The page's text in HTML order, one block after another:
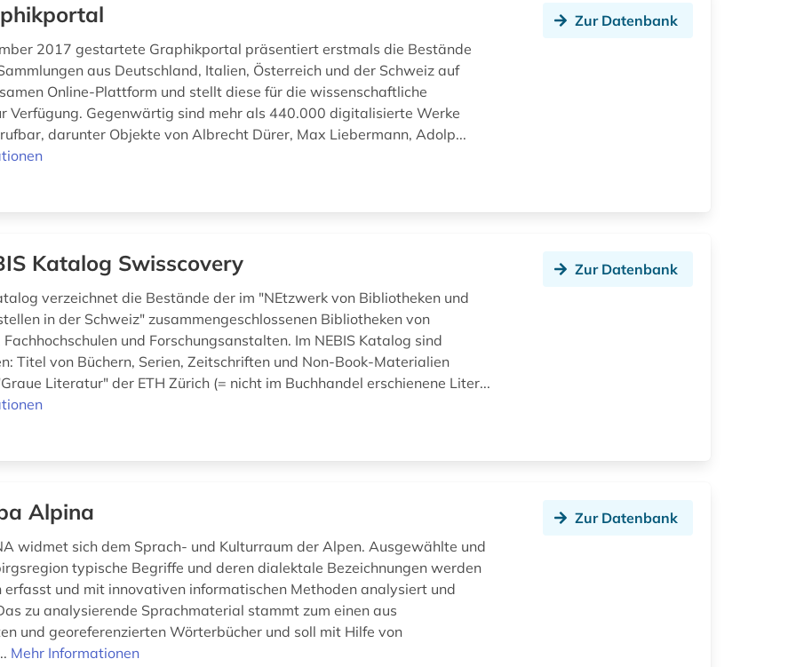
2017 gestartete Graphikportal präsentiert erstmals die Bestände
aus Deutschland, Italien, Österreich und der Schweiz auf
Online-Plattform und stellt diese für die wissenschaftliche
Verfügung. Gegenwärtig sind mehr als 440.000 digitalisierte Werke
darunter Objekte von Albrecht Dürer, Max Liebermann, Adolp...
Zur Datenbank
Katalog Swisscovery
verzeichnet die Bestände der im "NEtzwerk von Bibliotheken und
in der Schweiz" zusammengeschlossenen Bibliotheken von
Fachhochschulen und Forschungsanstalten. Im NEBIS Katalog sind
Titel von Büchern, Serien, Zeitschriften und Non-Book-Materialien
Literatur" der ETH Zürich (= nicht im Buchhandel erschienene Liter...
Zur Datenbank
Alpina
widmet sich dem Sprach- und Kulturraum der Alpen. Ausgewählte und
typische Begriffe und deren dialektale Bezeichnungen werden
erfasst und mit innovativen informatischen Methoden analysiert und
zu analysierende Sprachmaterial stammt zum einen aus
und georeferenzierten Wörterbücher und soll mit Hilfe von
Mehr Informationen
Zur Datenbank